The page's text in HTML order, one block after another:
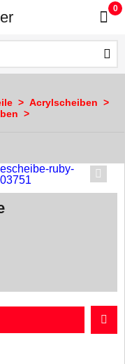
0
> Acrylscheiben >
>